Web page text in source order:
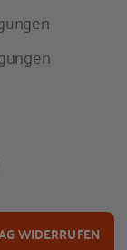
WIDERRUFEN